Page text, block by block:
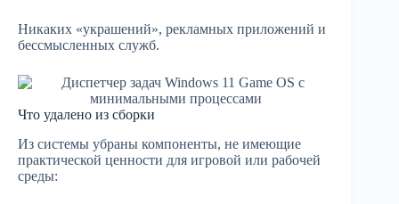
Никаких «украшений», рекламных приложений и
бессмысленных служб.
Что удалено из сборки
Из системы убраны компоненты, не имеющие
практической ценности для игровой или рабочей
среды: